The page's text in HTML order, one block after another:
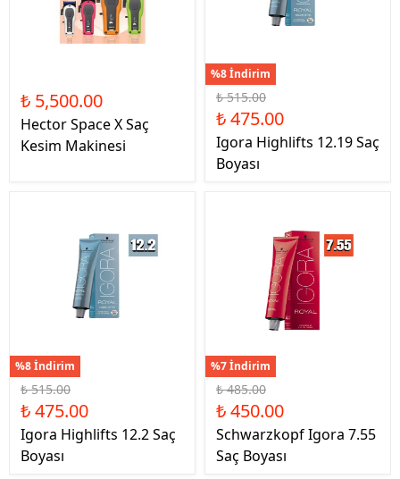
₺ 5,500.00
Hector Space X Saç
Kesim Makinesi
%8 İndirim
₺ 515.00
₺ 475.00
Igora Highlifts 12.19 Saç
Boyası
%8 İndirim
₺ 515.00
₺ 475.00
Igora Highlifts 12.2 Saç
Boyası
%7 İndirim
₺ 485.00
₺ 450.00
Schwarzkopf Igora 7.55
Saç Boyası